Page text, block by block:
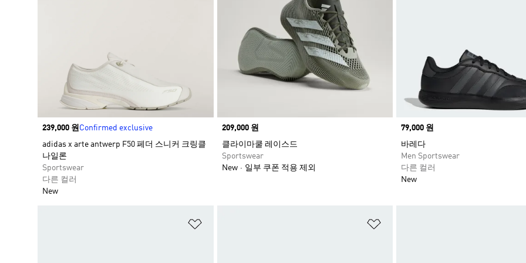
Price
239,000 원Confirmed exclusive
adidas x arte antwerp F50 페더 스니커 크링클
나일론
Sportswear
다른 컬러
New
Price
209,000 원
클라이마쿨 레이스드
Sportswear
New
일부 쿠폰 적용 제외
Price
79,000 원
바레다
Men Sportswear
다른 컬러
New